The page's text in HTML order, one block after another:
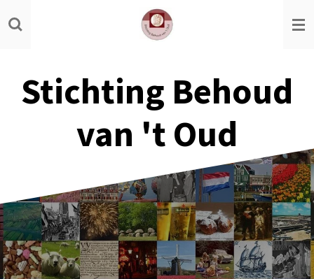
Ga
direct
hoofdinhoud
Stichting Behoud
van 't Oud